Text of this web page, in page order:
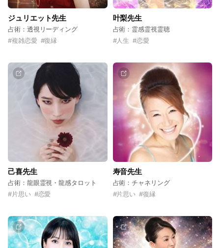
ジュリエット先生
占術：透視リーディング
#複雑恋愛 #復縁
叶梨先生
占術：霊感霊視霊聴
#人生 #恋愛
己喜先生
占術：龍眼霊視・龍感タロット
#片思い #恋愛
寿音先生
占術：チャネリング
#片思い #復縁